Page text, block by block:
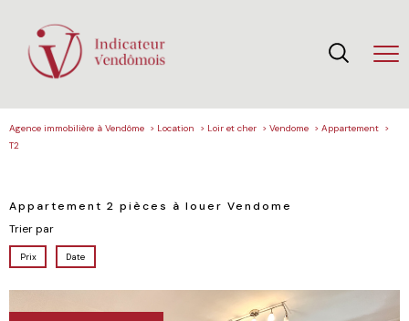
Agence immobilière à Vendôme Location Loir et cher Vendome
Appartement
T2
Appartement 2 pièces à louer Vendome
Trier par
Prix Date